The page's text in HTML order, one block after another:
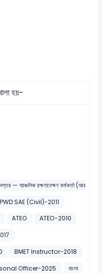
হয়-
— আঞ্চলিক রক্ষণাবেক্ষণ কর্মকর্তা
PWD SAE (Civil)-2011
ATEO
ATEO-2010
BMET Instructor-2018
Officer-2025
বাংলা